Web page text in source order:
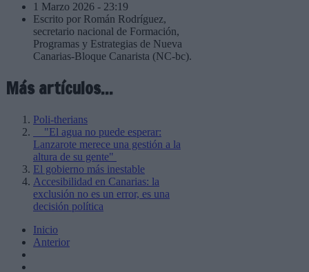
1 Marzo 2026 - 23:19
Escrito por Román Rodríguez,
secretario nacional de Formación,
Programas y Estrategias de Nueva
Canarias-Bloque Canarista (NC-bc).
Más artículos...
Poli-therians
"El agua no puede esperar:
Lanzarote merece una gestión a la
altura de su gente"
El gobierno más inestable
Accesibilidad en Canarias: la
exclusión no es un error, es una
decisión política
Inicio
Anterior